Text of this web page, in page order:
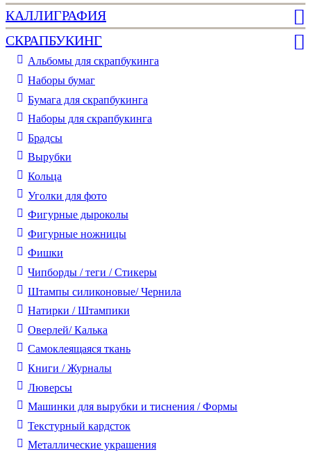
КАЛЛИГРАФИЯ
СКРАПБУКИНГ
Альбомы для скрапбукинга
Наборы бумаг
Бумага для скрапбукинга
Наборы для скрапбукинга
Брадсы
Вырубки
Кольца
Уголки для фото
Фигурные дыроколы
Фигурные ножницы
Фишки
Чипборды / теги / Стикеры
Штампы силиконовые/ Чернила
Натирки / Штампики
Оверлей/ Калька
Самоклеящаяся ткань
Книги / Журналы
Люверсы
Машинки для вырубки и тиснения / Формы
Текстурный кардсток
Металлические украшения